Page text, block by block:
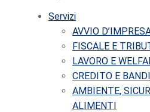
Servizi
AVVIO
FISCALE E
LAVORO E
CREDITO E BANDI
AMBIENTE,
ALIMENTI